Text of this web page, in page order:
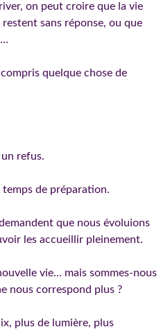
on peut croire que la vie
sans réponse, ou que
quelque chose de
un refus.
temps de préparation.
que nous évoluions
les accueillir pleinement.
vie… mais sommes-nous
nous correspond plus ?
plus de lumière, plus